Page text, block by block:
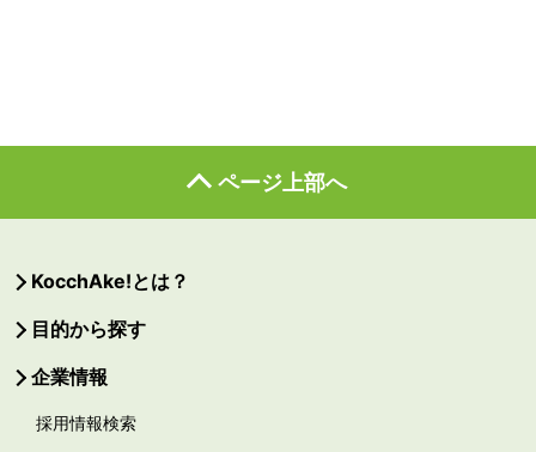
ページ上部へ
KocchAke!とは？
目的から探す
企業情報
採用情報検索